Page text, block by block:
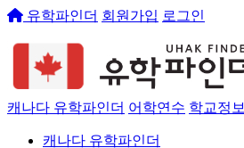
유학파인더 회원가입 로그인
캐나다 유학파인더 어학연수 학교정보
캐나다 유학파인더